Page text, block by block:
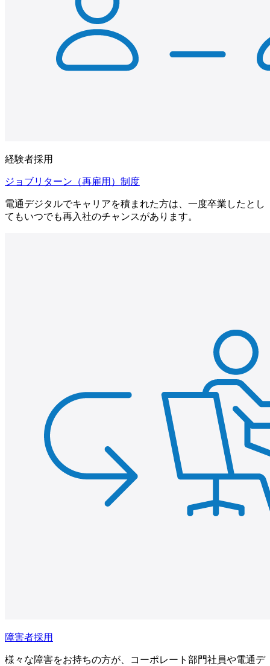
経験者採用
ジョブリターン（再雇用）制度
電通デジタルでキャリアを積まれた方は、一度卒業したとし
てもいつでも再入社のチャンスがあります。
障害者採用
様々な障害をお持ちの方が、コーポレート部門社員や電通デ